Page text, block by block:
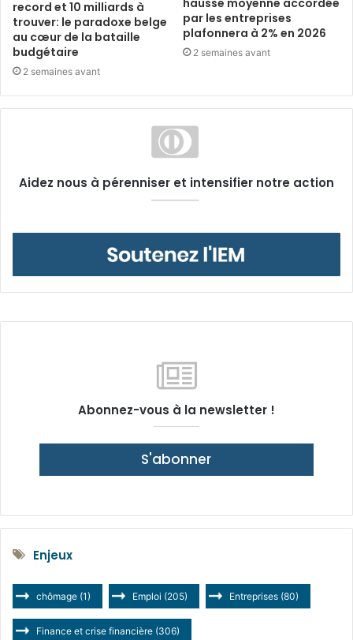
record et 10 milliards à
trouver: le paradoxe belge
au cœur de la bataille
budgétaire
2 semaines avant
hausse moyenne accordée
par les entreprises
plafonnera à 2% en 2026
2 semaines avant
Aidez nous à pérenniser et intensifier notre action
Abonnez-vous à la newsletter !
S'abonner
Enjeux
chômage (1) Emploi (205) Entreprises (80)
Finance et crise financière (306)